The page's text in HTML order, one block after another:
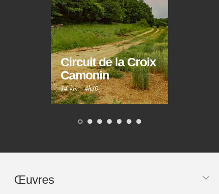
Circuit de la Croix
Camonin
14 km·4h30
Œuvres